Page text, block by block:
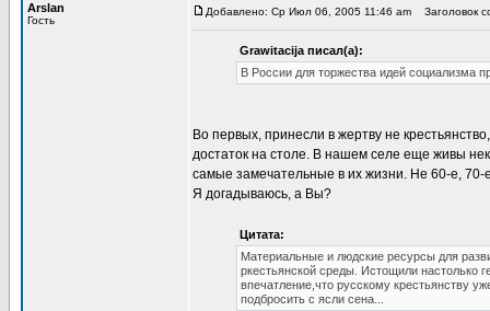
Arslan
Гость
Добавлено: Ср Июл 06, 2005 11:46 am Заголовок
Grawitacija писал(а):
В России для торжества идей социализма
Во первых, принесли в жертву не
достаток на столе. В нашем селе еще живы
самые замечательные в их жизни. Не 60-е, 70-
Я догадываюсь, а Вы?
Цитата:
Материальные и людские ресурсы для
ркестьянской среды. Истощили настолько
впечатление,что русскому крестьянству
подбросить с ясли сена...